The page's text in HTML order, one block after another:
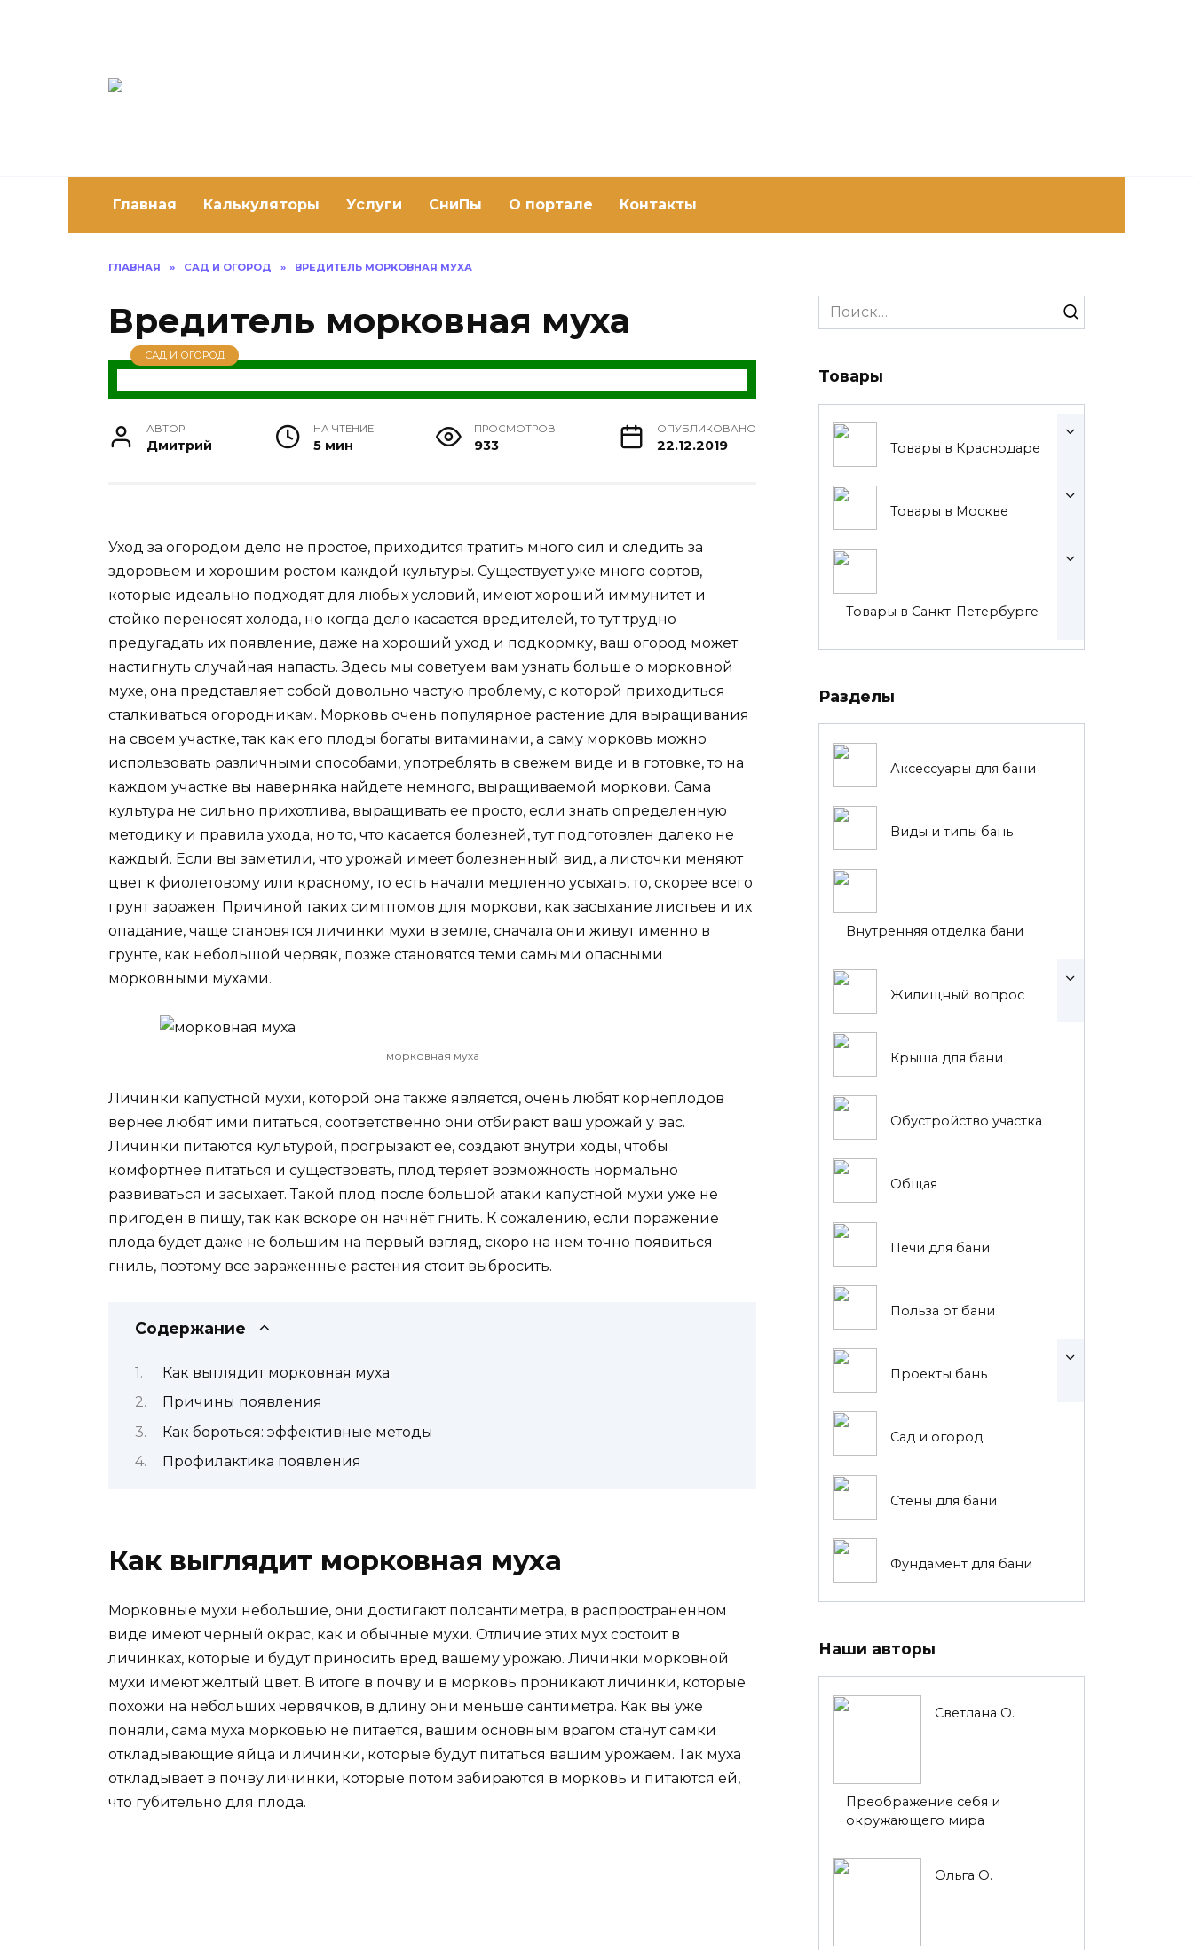
Главная Калькуляторы Услуги СниПы О портале Контакты
ГЛАВНАЯ » САД И ОГОРОД » ВРЕДИТЕЛЬ МОРКОВНАЯ МУХА
Вредитель морковная муха
САД И ОГОРОД
АВТОР
Дмитрий
НА ЧТЕНИЕ
5 мин
ПРОСМОТРОВ
933
ОПУБЛИКОВАНО
22.12.2019
Уход за огородом дело не простое, приходится тратить много сил и следить за
здоровьем и хорошим ростом каждой культуры. Существует уже много сортов,
которые идеально подходят для любых условий, имеют хороший иммунитет и
стойко переносят холода, но когда дело касается вредителей, то тут трудно
предугадать их появление, даже на хороший уход и подкормку, ваш огород может
настигнуть случайная напасть. Здесь мы советуем вам узнать больше о морковной
мухе, она представляет собой довольно частую проблему, с которой приходиться
сталкиваться огородникам. Морковь очень популярное растение для выращивания
на своем участке, так как его плоды богаты витаминами, а саму морковь можно
использовать различными способами, употреблять в свежем виде и в готовке, то на
каждом участке вы наверняка найдете немного, выращиваемой моркови. Сама
культура не сильно прихотлива, выращивать ее просто, если знать определенную
методику и правила ухода, но то, что касается болезней, тут подготовлен далеко не
каждый. Если вы заметили, что урожай имеет болезненный вид, а листочки меняют
цвет к фиолетовому или красному, то есть начали медленно усыхать, то, скорее всего
грунт заражен. Причиной таких симптомов для моркови, как засыхание листьев и их
опадание, чаще становятся личинки мухи в земле, сначала они живут именно в
грунте, как небольшой червяк, позже становятся теми самыми опасными
морковными мухами.
морковная муха
Личинки капустной мухи, которой она также является, очень любят корнеплодов
вернее любят ими питаться, соответственно они отбирают ваш урожай у вас.
Личинки питаются культурой, прогрызают ее, создают внутри ходы, чтобы
комфортнее питаться и существовать, плод теряет возможность нормально
развиваться и засыхает. Такой плод после большой атаки капустной мухи уже не
пригоден в пищу, так как вскоре он начнёт гнить. К сожалению, если поражение
плода будет даже не большим на первый взгляд, скоро на нем точно появиться
гниль, поэтому все зараженные растения стоит выбросить.
Содержание
Как выглядит морковная муха
Причины появления
Как бороться: эффективные методы
Профилактика появления
Как выглядит морковная муха
Морковные мухи небольшие, они достигают полсантиметра, в распространенном
виде имеют черный окрас, как и обычные мухи. Отличие этих мух состоит в
личинках, которые и будут приносить вред вашему урожаю. Личинки морковной
мухи имеют желтый цвет. В итоге в почву и в морковь проникают личинки, которые
похожи на небольших червячков, в длину они меньше сантиметра. Как вы уже
поняли, сама муха морковью не питается, вашим основным врагом станут самки
откладывающие яйца и личинки, которые будут питаться вашим урожаем. Так муха
откладывает в почву личинки, которые потом забираются в морковь и питаются ей,
что губительно для плода.
Search
for:
Товары
Товары в Краснодаре
Товары в Москве
Товары в Санкт-Петербурге
Разделы
Аксессуары для бани
Виды и типы бань
Внутренняя отделка бани
Жилищный вопрос
Крыша для бани
Обустройство участка
Общая
Печи для бани
Польза от бани
Проекты бань
Сад и огород
Стены для бани
Фундамент для бани
Наши авторы
Светлана О.
Преображение себя и
окружающего мира
Ольга О.